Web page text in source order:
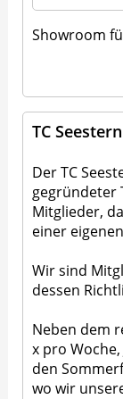
Showroom
TC
Der TC
gegründeter
Mitglieder,
einer
Wir sind
dessen
Neben dem
x pro
den
wo wir